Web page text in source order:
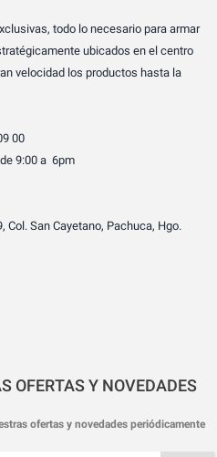
todo lo necesario para armar
ubicados en el centro
velocidad los productos hasta la
00
9:00 a 6pm
Col. San Cayetano, Pachuca, Hgo.
OFERTAS Y NOVEDADES
ofertas y novedades periódicamente